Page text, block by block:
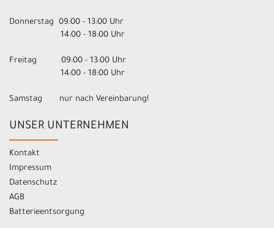
Donnerstag 09:00 - 13:00 Uhr
14:00 - 18:00 Uhr
Freitag 09:00 - 13:00 Uhr
14:00 - 18:00 Uhr
Samstag nur nach Vereinbarung!
UNSER UNTERNEHMEN
Kontakt
Impressum
Datenschutz
AGB
Batterieentsorgung